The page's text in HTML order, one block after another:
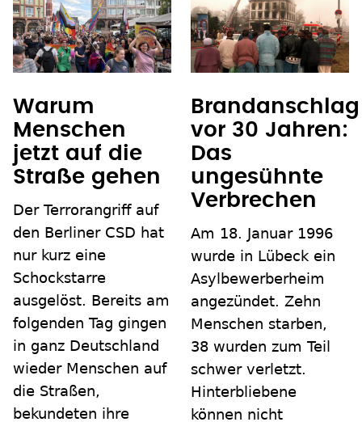
Warum
Menschen
jetzt auf die
Straße gehen
Der Terrorangriff auf
den Berliner CSD hat
nur kurz eine
Schockstarre
ausgelöst. Bereits am
folgenden Tag gingen
in ganz Deutschland
wieder Menschen auf
die Straßen,
bekundeten ihre
Brandanschlag
vor 30 Jahren:
Das
ungesühnte
Verbrechen
Am 18. Januar 1996
wurde in Lübeck ein
Asylbewerberheim
angezündet. Zehn
Menschen starben,
38 wurden zum Teil
schwer verletzt.
Hinterbliebene
können nicht